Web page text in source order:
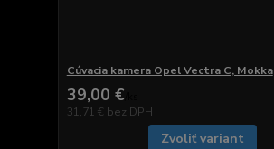
Cúvacia kamera Opel Vectra C, Mokka
39,00 €
31,71 € bez DPH
Zvoliť variant